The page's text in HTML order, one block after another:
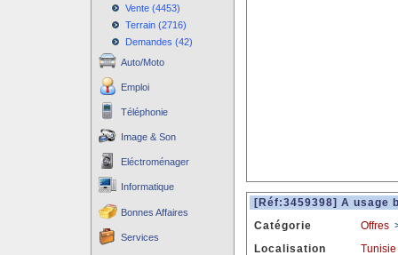
Vente (4453)
Terrain (2716)
Demandes (42)
Auto/Moto
Emploi
Téléphonie
Image & Son
Eléctroménager
Informatique
Bonnes Affaires
Services
[Réf:3459398] A usage
Catégorie
Offres
Localisation
Tunisie